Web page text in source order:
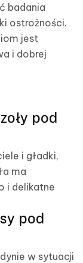
badania
ostrożności.
jest
i dobrej
pod
i gładki,
ma
i delikatne
pod
w sytuacji